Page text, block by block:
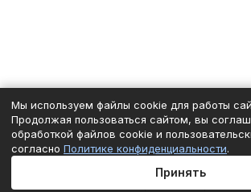
Мы используем файлы cookie для работы
Продолжая пользоваться сайтом, вы
обработкой файлов cookie и
согласно Политике конфиденциальности.
Принять